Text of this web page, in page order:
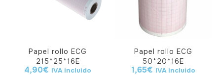
Papel rollo ECG
215*25*16E
4,90€ IVA incluido
Papel rollo ECG
50*20*16E
1,65€ IVA incluido